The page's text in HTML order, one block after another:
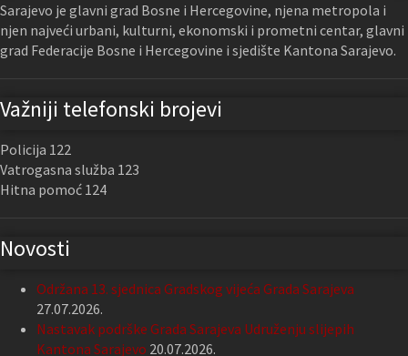
Sarajevo je glavni grad Bosne i Hercegovine, njena metropola i
njen najveći urbani, kulturni, ekonomski i prometni centar, glavni
grad Federacije Bosne i Hercegovine i sjedište Kantona Sarajevo.
Važniji telefonski brojevi
Policija 122
Vatrogasna služba 123
Hitna pomoć 124
Novosti
Održana 13. sjednica Gradskog vijeća Grada Sarajeva
27.07.2026.
Nastavak podrške Grada Sarajeva Udruženju slijepih
Kantona Sarajevo 20.07.2026.